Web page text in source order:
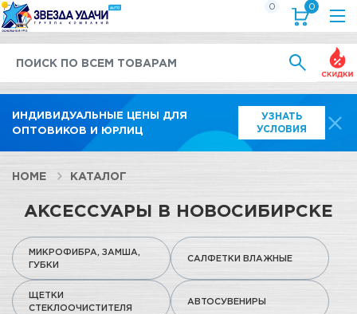
ИНДИВИДУАЛЬНЫЕ ЦЕНЫ ДЛЯ
ОПТОВИКОВ И ЮРЛИЦ
УЗНАТЬ
УСЛОВИЯ
0 0
HOME КАТАЛОГ
АКСЕССУАРЫ В НОВОСИБИРСКЕ
МИКРОФИБРА, ЗАМША,
ГУБКИ
САЛФЕТКИ ВЛАЖНЫЕ
ЩЕТКИ
СТЕКЛООЧИСТИТЕЛЯ
АВТОСУВЕНИРЫ